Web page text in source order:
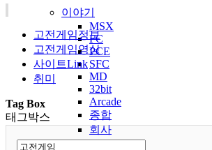
이야기
MSX
FC
PCE
SFC
MD
32bit
Arcade
종합
회사
Etc
고전게임정보
고전게임영상
사이트Link
취미
Tag Box
태그박스